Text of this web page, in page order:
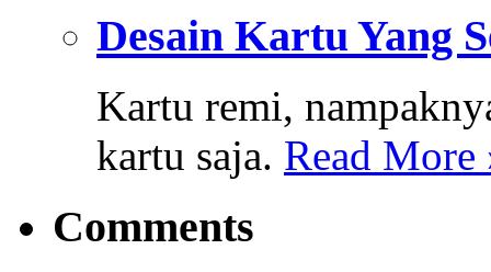
Desain Kartu Yang
Kartu remi,
kartu saja. Read More
Comments